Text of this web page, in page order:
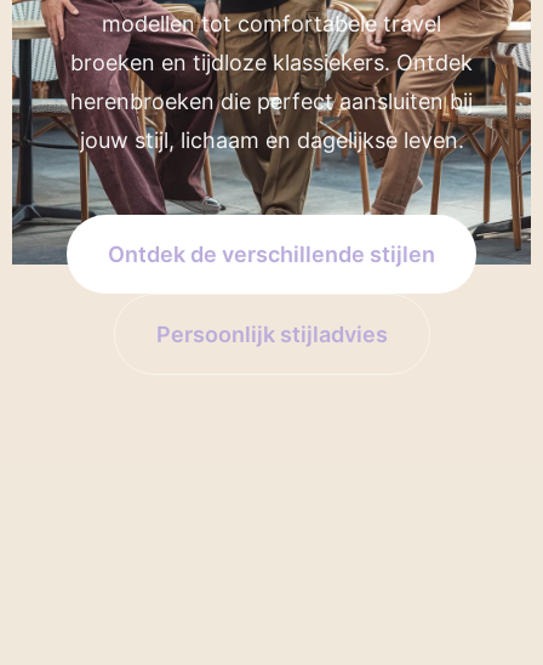
modellen tot comfortabele travel
broeken en tijdloze klassiekers. Ontdek
herenbroeken die perfect aansluiten bij
jouw stijl, lichaam en dagelijkse leven.
Ontdek de verschillende stijlen
Persoonlijk stijladvies